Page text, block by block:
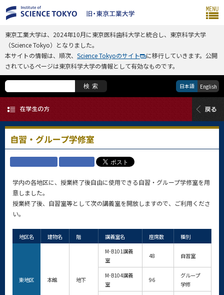
東京工業大学は、2024年10月に東京医科歯科大学と統合し、東京科学大学
（Science Tokyo）となりました。
本サイトの情報は、順次、 Science Tokyoのサイト
に移行していきます。公開
されているページは東京科学大学の情報として有効なものです。
検索 日本語 English
自習・グループ学修室
学内の各地区に、授業終了後自由に使用できる自習・グループ学修室を用
意しました。
授業終了後、自習室等として次の講義室を開放しますので、ご利用くださ
い。
地区名 建物名 階 講義室名 座席数 種別
東地区 本館 地下
M-B101講義
室
48 自習室
M-B104講義
室
96
グループ
学修